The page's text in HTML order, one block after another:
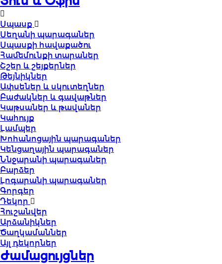
Սպասք
Սեղանի պարագաներ
Սպասքի հավաքածու
Համեմունքի տարաներ
Շշեր և շեյքերներ
Թեյնիկներ
Ափսեներ և սկուտեղներ
Բաժակներ և գավաթներ
Կաթսաներ և թավաներ
Կահույք
Լամպեր
Խոհանոցային պարագաներ
Կենցաղային պարագաներ
Ննջարանի պարագաներ
Բարձեր
Լոգարանի պարագաներ
Գորգեր
Դեկոր
Հուշանվեր
Արձանիկներ
Ծաղկամաններ
Այլ դեկորներ
Ժամացույցներ